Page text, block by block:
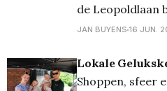
de Leopoldlaan
avondmarkt. En
terecht! Deze
de 35ste keer
JAN BUYENS 16 JUN.
Lokale
Shoppen, sfeer